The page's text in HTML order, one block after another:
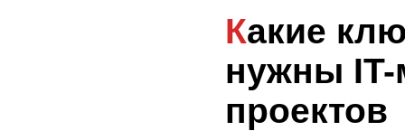
Какие ключевые навыки
нужны
проектов